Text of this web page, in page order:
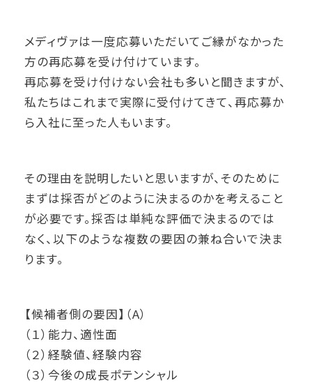
メディヴァは一度応募いただいてご縁がなかった
方の再応募を受け付けています。
再応募を受け付けない会社も多いと聞きますが、
私たちはこれまで実際に受付けてきて、再応募か
ら入社に至った人もいます。
その理由を説明したいと思いますが、そのために
まずは採否がどのように決まるのかを考えること
が必要です。採否は単純な評価で決まるのでは
なく、以下のような複数の要因の兼ね合いで決ま
ります。
【候補者側の要因】（A）
（１）能力、適性面
（２）経験値、経験内容
（３）今後の成長ポテンシャル